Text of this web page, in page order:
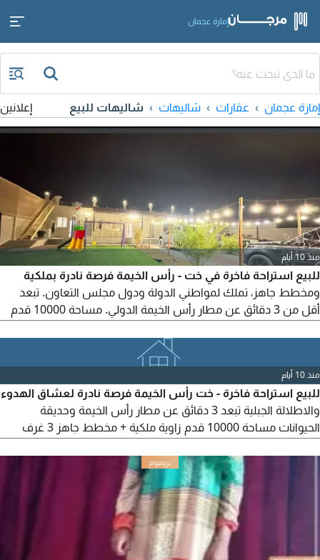
إمارة عجمان
إمارة عجمان عقارات شاليهات شاليهات للبيع إعلانين
منذ 10 أيام
للبيع استراحة فاخرة في خت - رأس الخيمة فرصة نادرة بملكية
ومخطط جاهز، تملك لمواطني الدولة ودول مجلس التعاون. تبعد
أقل من 3 دقائق عن مطار رأس الخيمة الدولي. مساحة 10000 قدم
جلسات خارجية، ألعاب اطفال، منطقة شواء، ومفروشة بالكامل. بناء
مسلح مع شهادة انجاز وضمان مقاول
منذ 10 أيام
للبيع استراحة فاخرة - خت رأس الخيمة فرصة نادرة لعشاق الهدوء
والاطلالة الجبلية تبعد 3 دقائق عن مطار رأس الخيمة وحديقة
الحيوانات مساحة 10000 قدم زاوية ملكية + مخطط جاهز 3 غرف
+ منطقة شواء مفروشة بالكامل وجاهزة للسكن بناء مسلح مع
شهادة انجاز وضمان مقاول من المالك مباشرة